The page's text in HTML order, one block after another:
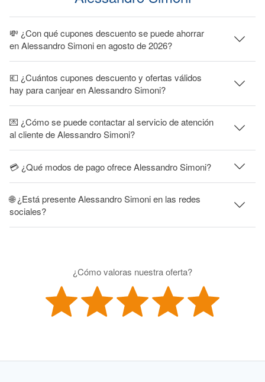
💸 ¿Con qué cupones descuento se puede ahorrar
en Alessandro Simoni en agosto de 2026?
💶 ¿Cuántos cupones descuento y ofertas válidos
hay para canjear en Alessandro Simoni?
💌 ¿Cómo se puede contactar al servicio de atención
al cliente de Alessandro Simoni?
💳 ¿Qué modos de pago ofrece Alessandro Simoni?
🌐 ¿Está presente Alessandro Simoni en las redes
sociales?
¿Cómo valoras nuestra oferta?